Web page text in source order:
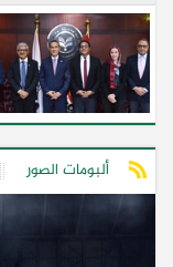
ألبومات الصور